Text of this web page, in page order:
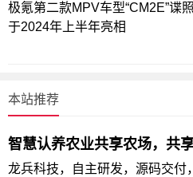
极氪第二款MPV车型“CM2E”谍
于2024年上半年亮相
本站推荐
智慧认养农业共享农场，共
龙兵科技，自主研发，源码交付